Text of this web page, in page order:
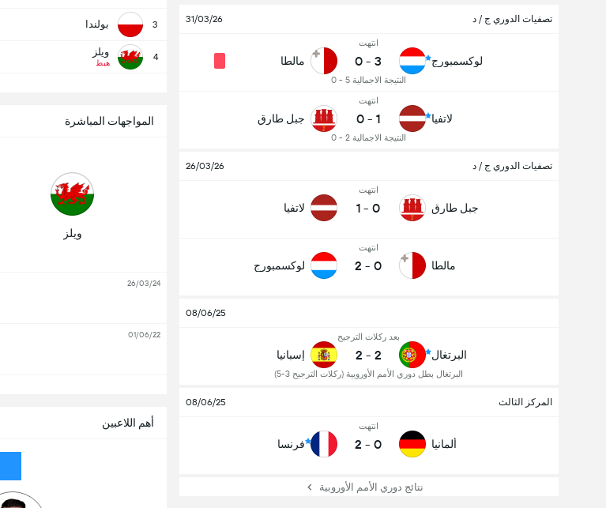
تصفيات الدوري ج / د 31/03/26
لوكسمبورج
انتهت
3
-
0
النتيجة الاجمالية 5 - 0
مالطا
لاتفيا
انتهت
1
-
0
النتيجة الاجمالية 2 - 0
جبل طارق
تصفيات الدوري ج / د 26/03/26
جبل طارق
انتهت
0
-
1 لاتفيا
مالطا
انتهت
0
-
2 لوكسمبورج
08/06/25
البرتغال
بعد ركلات الترجيح
2
-
2
البرتغال بطل دوري الأمم الأوروبية (ركلات الترجيح 3-5)
إسبانيا
المركز الثالث 08/06/25
ألمانيا
انتهت
0
-
2 فرنسا
نتائج دوري الأمم الأوروبية
أهم اللاعبين
3 بولندا
4 ويلز
هبط
المواجهات المباشرة
ويلز
26/03/24
01/06/22